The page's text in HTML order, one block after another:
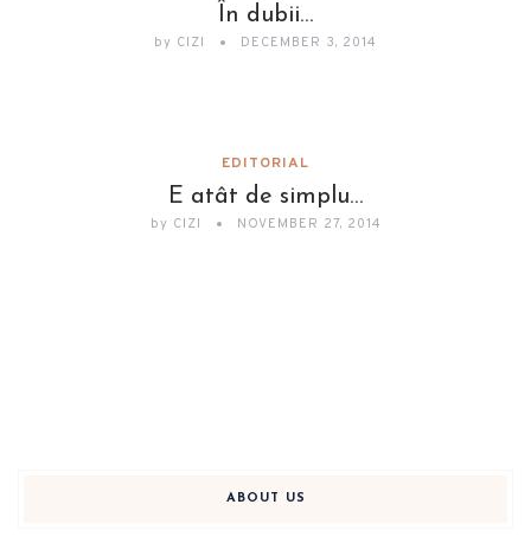
În dubii…
by CIZI DECEMBER 3, 2014
EDITORIAL
E atât de simplu…
by CIZI NOVEMBER 27, 2014
ABOUT US